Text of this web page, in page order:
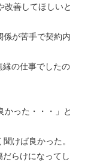
善してほしいと
が苦手で契約内
の仕事でしたの
った・・・」と
けば良かった。
らけになってし